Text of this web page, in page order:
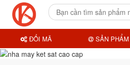
ĐỔI MÃ SẢN PHẨM